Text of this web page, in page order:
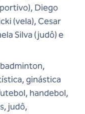
Diego
(vela), Cesar
Silva (judô) e
ginástica
handebol,
judô,